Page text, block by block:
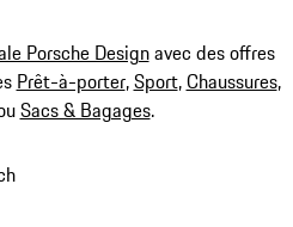
Porsche Designavec des offres
Prêt-à-porter,Sport,Chaussures,
Sacs & Bagages.